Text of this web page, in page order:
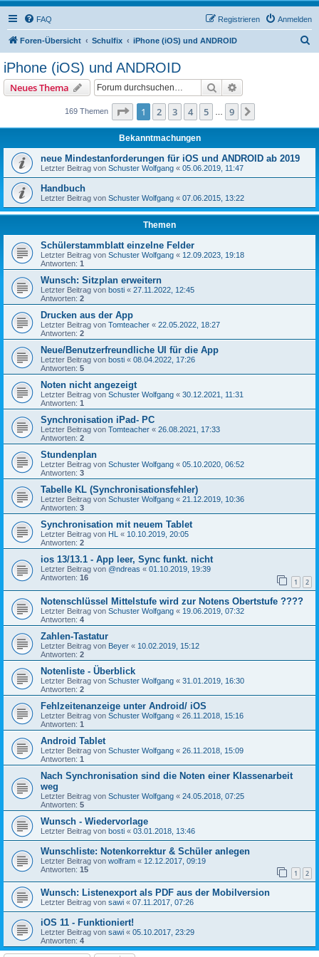
FAQ Anmelden
Registrieren
Foren-Übersicht Schulfix iPhone (iOS) und ANDROID
iPhone (iOS) und ANDROID
Neues Thema Suche
169 Themen Seite 1von
1 2 3 4 5 9
Bekanntmachungen
neue Mindestanforderungen für iOS und ANDROID ab 2019
Letzter Beitrag von Schuster Wolfgang « 05.06.2019, 11:47
Handbuch
Letzter Beitrag von Schuster Wolfgang « 07.06.2015, 13:22
Themen
Schülerstammblatt einzelne Felder
Letzter Beitrag von Schuster Wolfgang « 12.09.2023, 19:18
Antworten: 1
Wunsch: Sitzplan erweitern
Letzter Beitrag von bosti « 27.11.2022, 12:45
Antworten: 2
Drucken aus der App
Letzter Beitrag von Tomteacher « 22.05.2022, 18:27
Antworten: 2
Neue/Benutzerfreundliche UI für die App
Letzter Beitrag von bosti « 08.04.2022, 17:26
Antworten: 5
Noten nicht angezeigt
Letzter Beitrag von Schuster Wolfgang « 30.12.2021, 11:31
Antworten: 1
Synchronisation iPad- PC
Letzter Beitrag von Tomteacher « 26.08.2021, 17:33
Antworten: 2
Stundenplan
Letzter Beitrag von Schuster Wolfgang « 05.10.2020, 06:52
Antworten: 3
Tabelle KL (Synchronisationsfehler)
Letzter Beitrag von Schuster Wolfgang « 21.12.2019, 10:36
Antworten: 3
Synchronisation mit neuem Tablet
Letzter Beitrag von HL « 10.10.2019, 20:05
Antworten: 2
ios 13/13.1 - App leer, Sync funkt. nicht
Letzter Beitrag von @ndreas « 01.10.2019, 19:39
Antworten: 16 1 2
Notenschlüssel Mittelstufe wird zur Notens Obertstufe ????
Letzter Beitrag von Schuster Wolfgang « 19.06.2019, 07:32
Antworten: 4
Zahlen-Tastatur
Letzter Beitrag von Beyer « 10.02.2019, 15:12
Antworten: 2
Notenliste - Überblick
Letzter Beitrag von Schuster Wolfgang « 31.01.2019, 16:30
Antworten: 2
Fehlzeitenanzeige unter Android/ iOS
Letzter Beitrag von Schuster Wolfgang « 26.11.2018, 15:16
Antworten: 1
Android Tablet
Letzter Beitrag von Schuster Wolfgang « 26.11.2018, 15:09
Antworten: 1
Nach Synchronisation sind die Noten einer Klassenarbeit
weg
Letzter Beitrag von Schuster Wolfgang « 24.05.2018, 07:25
Antworten: 5
Wunsch - Wiedervorlage
Letzter Beitrag von bosti « 03.01.2018, 13:46
Wunschliste: Notenkorrektur & Schüler anlegen
Letzter Beitrag von wolfram « 12.12.2017, 09:19
Antworten: 15 1 2
Wunsch: Listenexport als PDF aus der Mobilversion
Letzter Beitrag von sawi « 07.11.2017, 07:26
iOS 11 - Funktioniert!
Letzter Beitrag von sawi « 05.10.2017, 23:29
Antworten: 4